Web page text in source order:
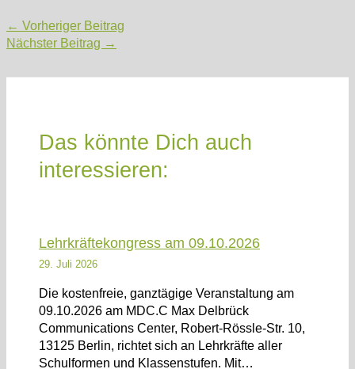
Post
navigation
← Vorheriger Beitrag
Nächster Beitrag →
Das könnte Dich auch
interessieren:
Lehrkräftekongress am 09.10.2026
29. Juli 2026
Die kostenfreie, ganztägige Veranstaltung am
09.10.2026 am MDC.C Max Delbrück
Communications Center, Robert-Rössle-Str. 10,
13125 Berlin, richtet sich an Lehrkräfte aller
Schulformen und Klassenstufen. Mit…